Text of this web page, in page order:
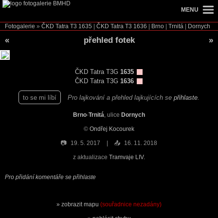
Fotogalerie » ČKD Tatra T3 1635 ČKD Tatra T3 1636 Brno Trnitá Dornych
« přehled fotek »
ČKD Tatra T3G 1635
ČKD Tatra T3G 1636
to se mi líbí Pro lajkování a přehled lajkujících se přihlaste
Brno-Trnitá, ulice Dornych
© Ondřej Kocourek
📷 19. 5. 2017 📤 16. 11. 2018
z aktualizace Tramvaje LIV.
Pro přidání komentáře se přihlaste
zobrazit mapu (souřadnice nezadány)
MENU